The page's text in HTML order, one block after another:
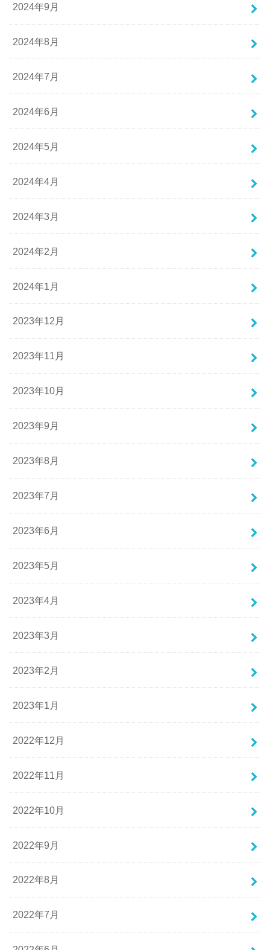
2024年9月
2024年8月
2024年7月
2024年6月
2024年5月
2024年4月
2024年3月
2024年2月
2024年1月
2023年12月
2023年11月
2023年10月
2023年9月
2023年8月
2023年7月
2023年6月
2023年5月
2023年4月
2023年3月
2023年2月
2023年1月
2022年12月
2022年11月
2022年10月
2022年9月
2022年8月
2022年7月